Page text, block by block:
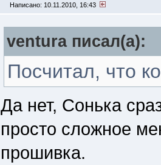
Написано: 10.11.2010, 16:43
ventura писал(a):
Посчитал, что
Да нет, Сонька
просто сложное
прошивка.